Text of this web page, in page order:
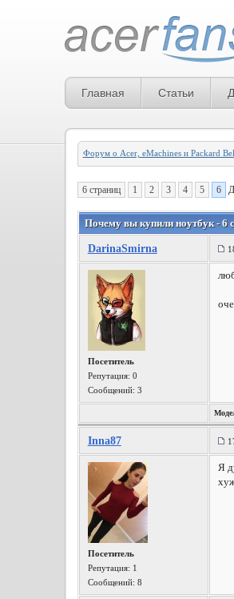
Главная Статьи
Форум о Acer, eMachines и Packard
6 страниц 1 2 3 4 5 6
Почему вы купили ноутбук - 6
DarinaSmirna
Посетитель
Репутация: 0
Сообщений: 3
Inna87
Посетитель
Репутация: 1
Сообщений: 8
Я